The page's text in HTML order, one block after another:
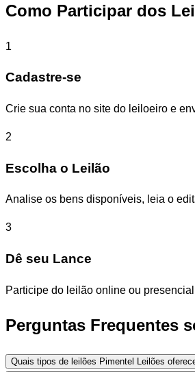
Como Participar dos
1
Cadastre-se
Crie sua conta no site do leiloeiro e
2
Escolha o Leilão
Analise os bens disponíveis, leia o
3
Dê seu Lance
Participe do leilão online ou
Perguntas Frequentes
Quais tipos de leilões Pimentel Leilões